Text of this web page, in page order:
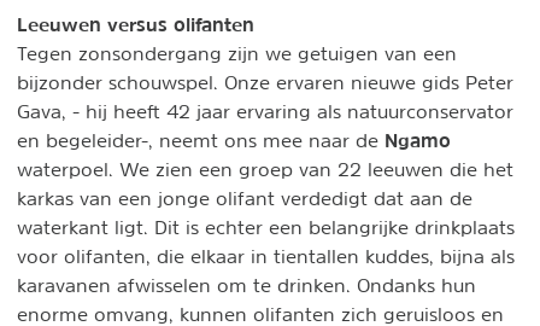
Leeuwen versus olifanten
Tegen zonsondergang zijn we getuigen van een
bijzonder schouwspel. Onze ervaren nieuwe gids Peter
Gava, - hij heeft 42 jaar ervaring als natuurconservator
en begeleider-, neemt ons mee naar de Ngamo
waterpoel. We zien een groep van 22 leeuwen die het
karkas van een jonge olifant verdedigt dat aan de
waterkant ligt. Dit is echter een belangrijke drinkplaats
voor olifanten, die elkaar in tientallen kuddes, bijna als
karavanen afwisselen om te drinken. Ondanks hun
enorme omvang, kunnen olifanten zich geruisloos en